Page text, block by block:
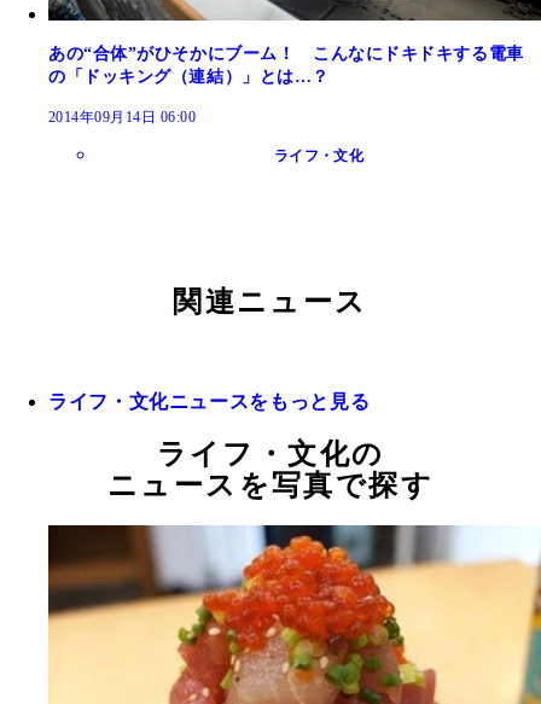
あの“合体”がひそかにブーム！ こんなにドキドキする電車
の「ドッキング（連結）」とは…？
2014年09月14日 06:00
ライフ・文化
関連ニュース
ライフ・文化ニュースをもっと見る
ライフ・文化の
ニュースを写真で探す